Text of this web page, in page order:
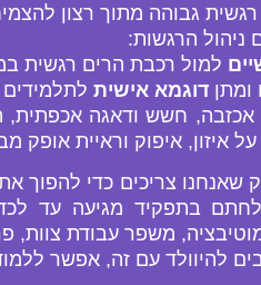
גבוהה מתוך רצון
ניהול הרגשות:
למול רכבת הרים רגשית
ומתן דוגמא אישית לתלמידים
אכזבה, חשש ודאגה
איזון, איפוק וראיית
שאנחנו צריכים כדי
משפר עבודת צוות,
להיוולד עם זה, אפשר